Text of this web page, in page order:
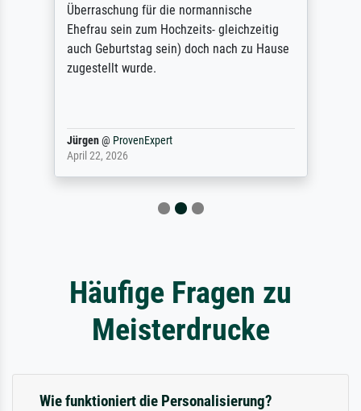
Überraschung für die normannische
Ehefrau sein zum Hochzeits- gleichzeitig
auch Geburtstag sein) doch nach zu Hause
zugestellt wurde.
Jürgen@ ProvenExpert
April 22, 2026
Häufige Fragen zu
Meisterdrucke
Wie funktioniert die Personalisierung?